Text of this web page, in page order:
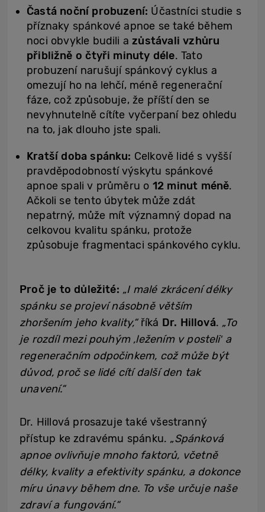
Častá noční probuzení: Účastníci studie s
příznaky spánkové apnoe se také během
noci obvykle budili azůstávali vzhůru
přibližně o čtyři minuty déle. Tato
probuzení narušují spánkový cyklus a
omezují ho na lehčí, méně regenerační
fáze, což způsobuje, že příští den se
nevyhnutelně cítíte vyčerpaní bez ohledu
na to, jak dlouho jste spali.
Kratší doba spánku: Celkově lidé s vyšší
pravděpodobností výskytu spánkové
apnoe spali v průměru o 12 minut méně.
Ačkoli se tento úbytek může zdát
nepatrný, může mít významný dopad na
celkovou kvalitu spánku, protože
způsobuje fragmentaci spánkového cyklu.
Proč je to důležité: „I malé zkrácení délky
spánku se projeví násobně větším
zhoršením jeho kvality,“říká Dr. Hillová. „To
je rozdíl mezi pouhým ‚ležením v posteli‛ a
regeneračním odpočinkem, což může být
důvod, proč se lidé cítí další den tak
unavení.“
Dr. Hillová prosazuje také všestranný
přístup ke zdravému spánku. „Spánková
apnoe ovlivňuje mnoho faktorů, včetně
délky, kvality a efektivity spánku, a dokonce
míru únavy během dne. To vše určuje naše
zdraví a fungování.“